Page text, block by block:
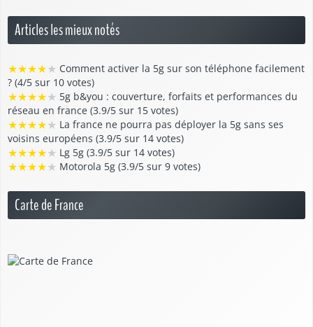
Articles les mieux notés
★★★★★ Comment activer la 5g sur son téléphone facilement
? (4/5 sur 10 votes)
★★★★★ 5g b&you : couverture, forfaits et performances du
réseau en france (3.9/5 sur 15 votes)
★★★★★ La france ne pourra pas déployer la 5g sans ses
voisins européens (3.9/5 sur 14 votes)
★★★★★ Lg 5g (3.9/5 sur 14 votes)
★★★★★ Motorola 5g (3.9/5 sur 9 votes)
Carte de France